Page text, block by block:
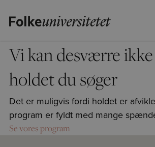
Vi kan desværre
holdet du søger
Det er muligvis fordi holdet er
program er fyldt med mange
Se vores program